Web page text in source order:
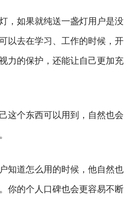
，如果就纯送一盏灯用户是没
以去在学习、工作的时候，开
力的保护，还能让自己更加充
这个东西可以用到，自然也会
知道怎么用的时候，他自然也
你的个人口碑也会更容易不断